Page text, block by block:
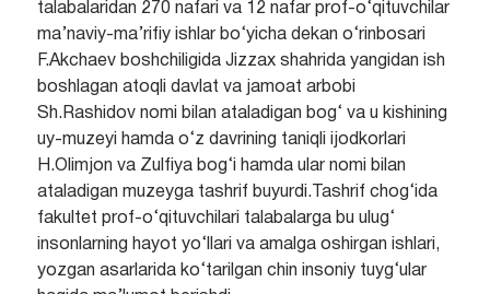
talabalaridan 270 nafari va 12 nafar prof-o‘qituvchilar
ma’naviy-ma’rifiy ishlar bo‘yicha dekan o‘rinbosari
F.Akchaev boshchiligida Jizzax shahrida yangidan ish
boshlagan atoqli davlat va jamoat arbobi
Sh.Rashidov nomi bilan ataladigan bog‘ va u kishining
uy-muzeyi hamda o‘z davrining taniqli ijodkorlari
H.Olimjon va Zulfiya bog‘i hamda ular nomi bilan
ataladigan muzeyga tashrif buyurdi.Tashrif chog‘ida
fakultet prof-o‘qituvchilari talabalarga bu ulug‘
insonlarning hayot yo‘llari va amalga oshirgan ishlari,
yozgan asarlarida ko‘tarilgan chin insoniy tuyg‘ular